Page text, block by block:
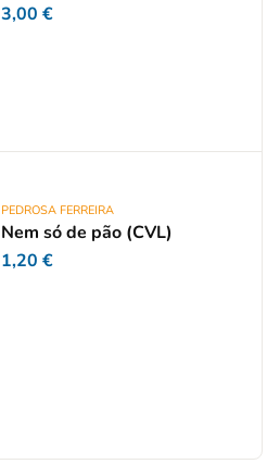
3,00 €
PEDROSA FERREIRA
Nem só de pão (CVL)
1,20 €